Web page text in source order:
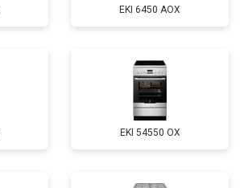
EKI 6450 AOX
EKI 54550 OX